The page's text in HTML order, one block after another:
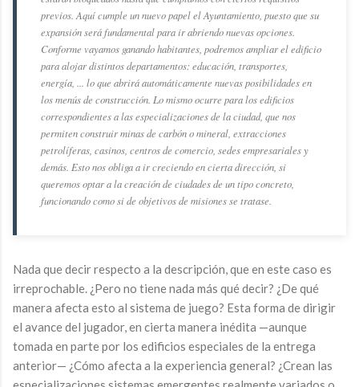
previos. Aquí cumple un nuevo papel el Ayuntamiento, puesto que su
expansión será fundamental para ir abriendo nuevas opciones.
Conforme vayamos ganando habitantes, podremos ampliar el edificio
para alojar distintos departamentos: educación, transportes,
energía, ... lo que abrirá automáticamente nuevas posibilidades en
los menús de construcción. Lo mismo ocurre para los edificios
correspondientes a las especializaciones de la ciudad, que nos
permiten construir minas de carbón o mineral, extracciones
petrolíferas, casinos, centros de comercio, sedes empresariales y
demás. Esto nos obliga a ir creciendo en cierta dirección, si
queremos optar a la creación de ciudades de un tipo concreto,
funcionando como si de objetivos de misiones se tratase.
Nada que decir respecto a la descripción, que en este caso es
irreprochable. ¿Pero no tiene nada más qué decir? ¿De qué
manera afecta esto al sistema de juego? Esta forma de dirigir
el avance del jugador, en cierta manera inédita —aunque
tomada en parte por los edificios especiales de la entrega
anterior— ¿Cómo afecta a la experiencia general? ¿Crean las